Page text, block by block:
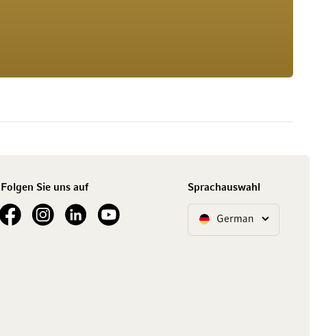
Folgen Sie uns auf
See our FacebookSee our Instagram account
See our LinkedInSee our YouTube channel
Sprachauswahl
SpracheGerman